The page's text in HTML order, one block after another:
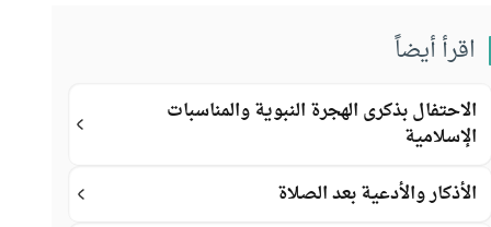
اقرأ أيضاً
الاحتفال بذكرى الهجرة النبوية والمناسبات
الإسلامية
الأذكار والأدعية بعد الصلاة